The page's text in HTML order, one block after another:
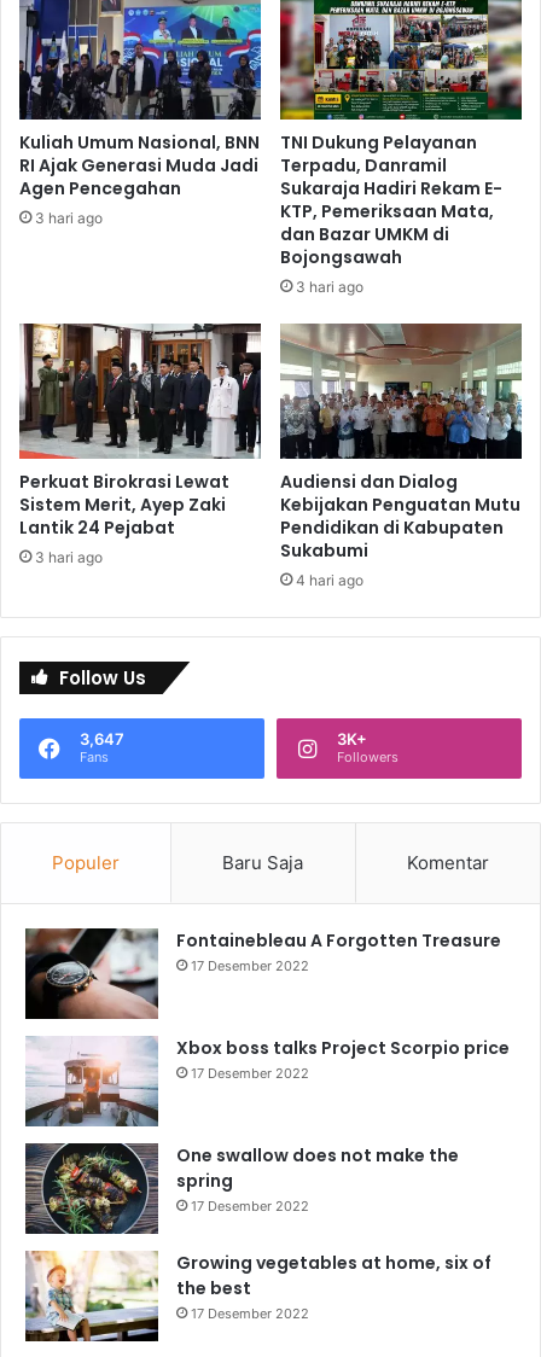
Kuliah Umum Nasional, BNN
RI Ajak Generasi Muda Jadi
Agen Pencegahan
3 hari ago
TNI Dukung Pelayanan
Terpadu, Danramil
Sukaraja Hadiri Rekam E-
KTP, Pemeriksaan Mata,
dan Bazar UMKM di
Bojongsawah
3 hari ago
Perkuat Birokrasi Lewat
Sistem Merit, Ayep Zaki
Lantik 24 Pejabat
3 hari ago
Audiensi dan Dialog
Kebijakan Penguatan Mutu
Pendidikan di Kabupaten
Sukabumi
4 hari ago
Follow Us
3,647
Fans
3K+
Followers
Populer Baru Saja Komentar
Fontainebleau A Forgotten Treasure
17 Desember 2022
Xbox boss talks Project Scorpio price
17 Desember 2022
One swallow does not make the
spring
17 Desember 2022
Growing vegetables at home, six of
the best
17 Desember 2022